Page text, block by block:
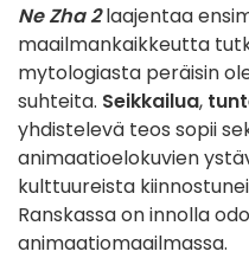
Ne Zha 2laajentaa
maailmankaikkeutta
mytologiasta peräisin
suhteita. Seikkailua,
yhdistelevä teos sopii
animaatioelokuvien
kulttuureista
Ranskassa on innolla
animaatiomaailmassa.